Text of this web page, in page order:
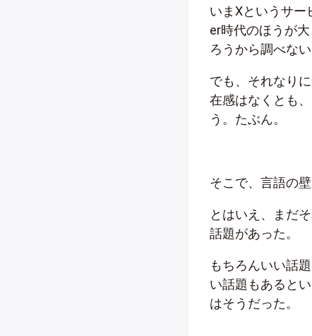
いまXというサ
er時代のほうが
ろうから調べない
でも、それなり
在感はなくとも
う。たぶん。
そこで、言語の
とはいえ、まだ
話題があった。
もちろんいい話
い話題もあると
はそうだった。